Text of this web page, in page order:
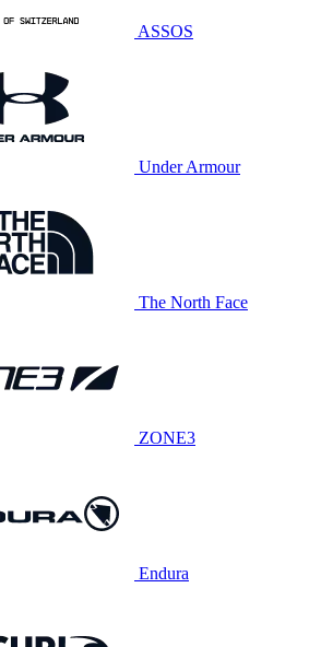
ASSOS
Under Armour
The North Face
ZONE3
Endura